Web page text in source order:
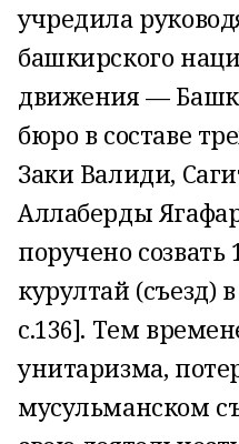
учредила
башкирского
движения —
бюро в составе
Заки Валиди,
Аллаберды
поручено
курултай (съезд)
с.136]. Тем
унитаризма,
мусульманском